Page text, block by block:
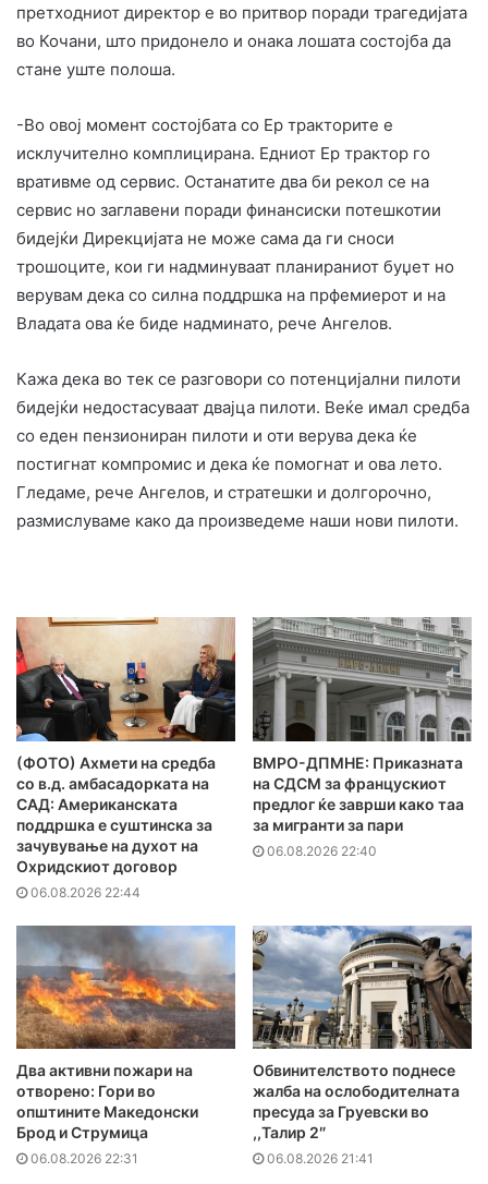
претходниот директор е во притвор поради трагедијата
во Кочани, што придонело и онака лошата состојба да
стане уште полоша.
-Во овој момент состојбата со Ер тракторите е
исклучително комплицирана. Едниот Ер трактор го
вративме од сервис. Останатите два би рекол се на
сервис но заглавени поради финансиски потешкотии
бидејќи Дирекцијата не може сама да ги сноси
трошоците, кои ги надминуваат планираниот буџет но
верувам дека со силна поддршка на прфемиерот и на
Владата ова ќе биде надминато, рече Ангелов.
Кажа дека во тек се разговори со потенцијални пилоти
бидејќи недостасуваат двајца пилоти. Веќе имал средба
со еден пензиониран пилоти и оти верува дека ќе
постигнат компромис и дека ќе помогнат и ова лето.
Гледаме, рече Ангелов, и стратешки и долгорочно,
размислуваме како да произведеме наши нови пилоти.
(ФОТО) Ахмети на средба
со в.д. амбасадорката на
САД: Американската
поддршка е суштинска за
зачувување на духот на
Охридскиот договор
06.08.2026 22:44
ВМРО-ДПМНЕ: Приказната
на СДСМ за францускиот
предлог ќе заврши како таа
за мигранти за пари
06.08.2026 22:40
Два активни пожари на
отворено: Гори во
општините Македонски
Брод и Струмица
06.08.2026 22:31
Обвинителството поднесе
жалба на ослободителната
пресуда за Груевски во
,,Талир 2″
06.08.2026 21:41